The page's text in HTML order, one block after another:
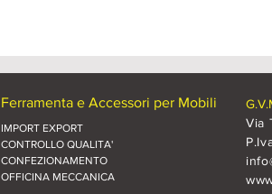
Ferramenta e Accessori per Mobili
IMPORT EXPORT
CONTROLLO QUALITA'
CONFEZIONAMENTO
OFFICINA MECCANICA
Via